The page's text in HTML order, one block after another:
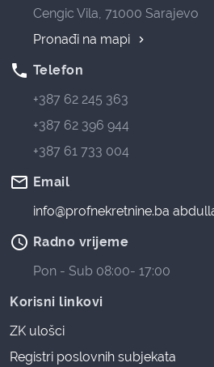
Cengic Vila, 71000 Sarajevo
Pronađi na mapi
phone Telefon
+387 62 245 363
+387 62 396 944
+387 61 733 004
mail_outline Email
info@profnekretnine.ba
access_time Radno vrijeme
Pon - Sub 08:00- 17:00
Korisni linkovi
ZK ulošci
Registri poslovnih subjekata